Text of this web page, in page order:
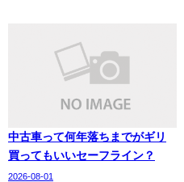
中古車って何年落ちまでがギリ
買ってもいいセーフライン？
2026-08-01